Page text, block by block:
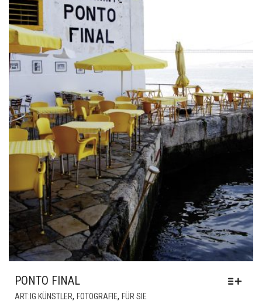
PONTO FINAL
ART:IG KÜNSTLER, FOTOGRAFIE, FÜR SIE